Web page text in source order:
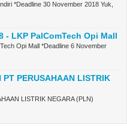
*Deadline 30 November 2018 Yuk,
- LKP PalComTech Opi Mall
Opi Mall *Deadline 6 November
PERUSAHAAN LISTRIK
LISTRIK NEGARA (PLN)